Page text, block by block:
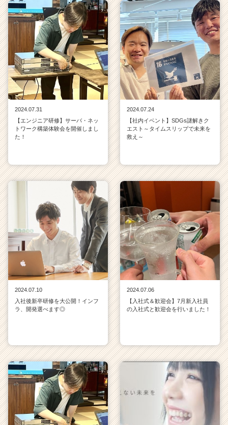
2024.07.31
【エンジニア研修】サーバ・ネッ
トワーク構築体験会を開催しまし
た！
2024.07.24
【社内イベント】SDGs謎解きク
エスト～タイムスリップで未来を
救え～
2024.07.10
入社後新卒研修を大公開！インフ
ラ、開発選べます◎
2024.07.06
【入社式＆歓迎会】7月新入社員
の入社式と歓迎会を行いました！